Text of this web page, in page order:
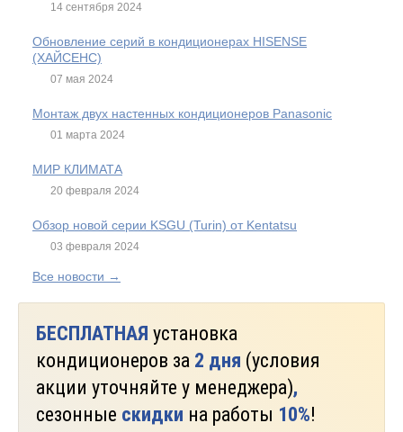
14 сентября 2024
Обновление серий в кондиционерах HISENSE
(ХАЙСЕНС)
07 мая 2024
Монтаж двух настенных кондиционеров Panasonic
01 марта 2024
МИР КЛИМАТА
20 февраля 2024
Обзор новой серии KSGU (Turin) от Kentatsu
03 февраля 2024
Все новости →
БЕСПЛАТНАЯ установка
кондиционеров за 2 дня (условия
акции уточняйте у менеджера),
сезонные скидки на работы 10%!